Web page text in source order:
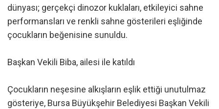
dünyası; gerçekçi dinozor kuklaları, etkileyici sahne
performansları ve renkli sahne gösterileri eşliğinde
çocukların beğenisine sunuldu.
Başkan Vekili Biba, ailesi ile katıldı
Çocukların neşesine alkışların eşlik ettiği unutulmaz
gösteriye, Bursa Büyükşehir Belediyesi Başkan Vekili